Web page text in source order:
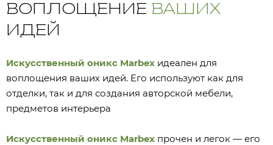
ВОПЛОЩЕНИЕ ВАШИХ
ИДЕЙ
Искусственный оникс Marbex идеален для
воплощения ваших идей. Его используют как для
отделки, так и для создания авторской мебели,
предметов интерьера
Искусственный оникс Marbex прочен и легок — его